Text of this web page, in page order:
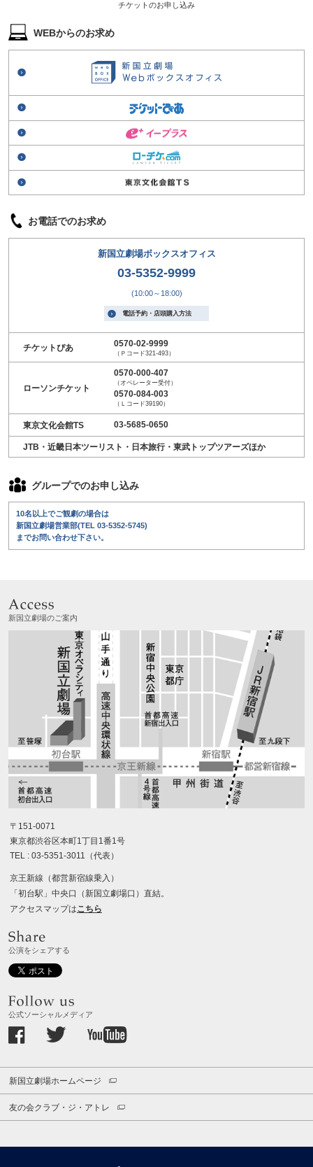
チケットのお申し込み
WEBからのお求め
お電話でのお求め
新国立劇場ボックスオフィス
03-5352-9999
(10:00～18:00)
電話予約・店頭購入方法
チケットぴあ 0570-02-9999
（Ｐコード321-493）
ローソンチケット
0570-000-407
（オペレーター受付）
0570-084-003
（Ｌコード39190）
東京文化会館TS 03-5685-0650
JTB・近畿日本ツーリスト・日本旅行・東武トップツアーズほか
グループでのお申し込み
10名以上でご観劇の場合は
新国立劇場営業部(TEL 03-5352-5745)
までお問い合わせ下さい。
新国立劇場のご案内
〒151-0071
東京都渋谷区本町1丁目1番1号
TEL : 03-5351-3011（代表）
京王新線（都営新宿線乗入）
「初台駅」中央口（新国立劇場口）直結。
アクセスマップはこちら
公演をシェアする
公式ソーシャルメディア
新国立劇場ホームページ
友の会クラブ・ジ・アトレ